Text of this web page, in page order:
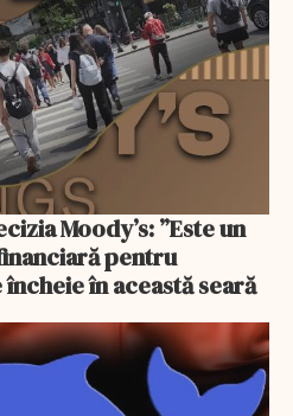
Moody’s: ”Este un
pentru
încheie în această seară